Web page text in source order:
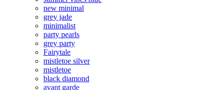
new minimal
grey jade
minimalist
party pearls
grey party
Fairytale
mistletoe silver
mistletoe
black diamond
avant garde